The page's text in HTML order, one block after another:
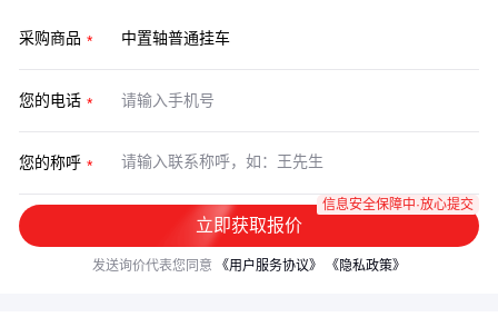
采购商品
您的电话
您的称呼
立即获取报价
信息安全保障中·放心提交
发送询价代表您同意 《用户服务协议》 《隐私政策》